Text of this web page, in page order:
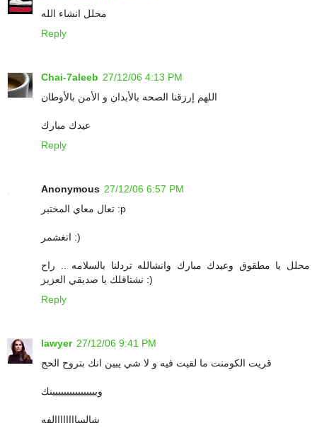
محلل انشاء الله
Reply
Chai-7aleeb 27/12/06 4:13 PM
اللهم إرزقنا الصحه بالأبدان و الأمن بالأوطان
عيدك مبارك
Reply
Anonymous 27/12/06 6:57 PM
تعال معاي المختبر :p
اتغشمر :)
محلل يا مطقوق وعيدك مبارك وانشالله تردلنا بالسلامه .. راح
نشتاقلك يا صديقي العزيز :)
Reply
lawyer 27/12/06 9:41 PM
قريت الكومنت ما لقيت فيه و لا شي يبين انك بتروح الحج
ويييييييييييييييينك
شالساااااااالفه